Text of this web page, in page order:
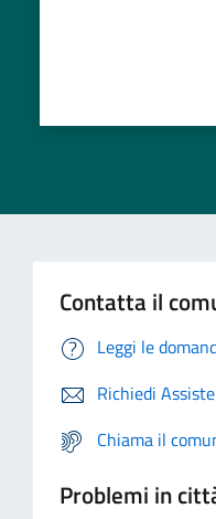
Contatta il
Leggi le
Richiedi
Chiama il
Problemi in